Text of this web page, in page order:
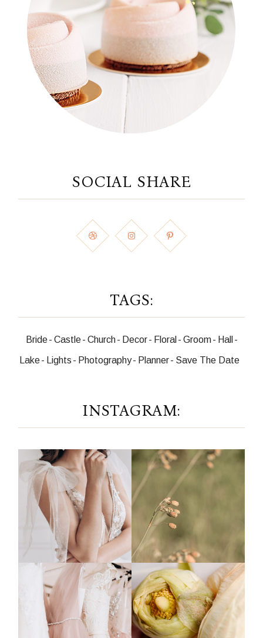
SOCIAL SHARE
TAGS:
Bride Castle Church Decor Floral Groom Hall
Lake Lights Photography Planner Save The Date
INSTAGRAM: